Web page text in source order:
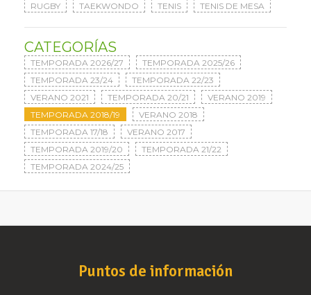
RUGBY
TAEKWONDO TENIS TENIS DE MESA
CATEGORÍAS
TEMPORADA 2026/27
TEMPORADA 2025/26
TEMPORADA 23/24
TEMPORADA 22/23
VERANO 2021
TEMPORADA 20/21
VERANO 2019
TEMPORADA 2018/19
VERANO 2018
TEMPORADA 17/18
VERANO 2017
TEMPORADA 2019/20
TEMPORADA 21/22
TEMPORADA 2024/25
Puntos de información